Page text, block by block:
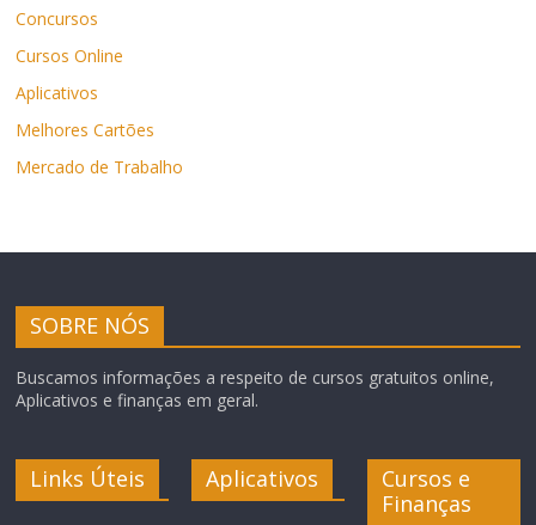
Concursos
Cursos Online
Aplicativos
Melhores Cartões
Mercado de Trabalho
SOBRE NÓS
Buscamos informações a respeito de cursos gratuitos online,
Aplicativos e finanças em geral.
Links Úteis Aplicativos
Cursos e
Finanças